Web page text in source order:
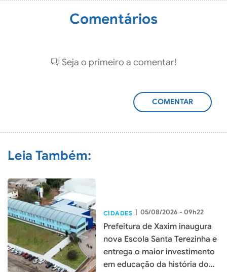
Comentários
Seja o primeiro a comentar!
ADICIONAR
Leia Também:
CIDADES | 05/08/2026 - 09h22
Prefeitura de Xaxim inaugura
nova Escola Santa Terezinha e
entrega o maior investimento
em educação da história do